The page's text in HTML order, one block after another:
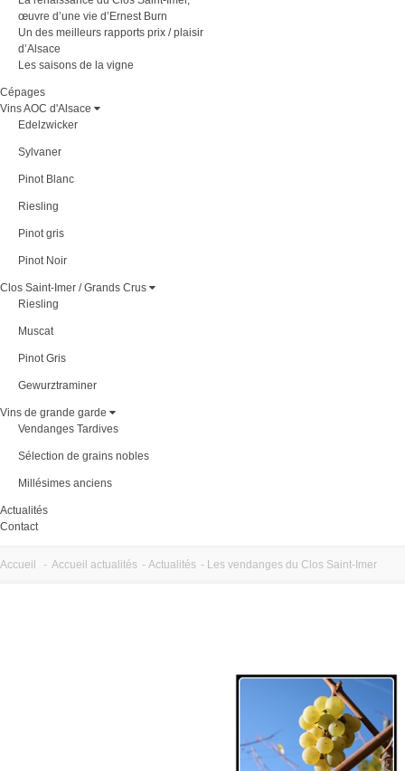
œuvre d’une vie d’Ernest Burn
Un des meilleurs rapports prix / plaisir
d’Alsace
Les saisons de la vigne
Cépages
Vins AOC d'Alsace
Edelzwicker
Sylvaner
Pinot Blanc
Riesling
Pinot gris
Pinot Noir
Clos Saint-Imer / Grands Crus
Riesling
Muscat
Pinot Gris
Gewurztraminer
Vins de grande garde
Vendanges Tardives
Sélection de grains nobles
Millésimes anciens
Actualités
Contact
Accueil - Accueil actualités - Actualités - Les vendanges du Clos Saint-Imer